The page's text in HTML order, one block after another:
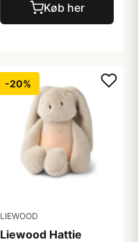
Køb her
-20%
LIEWOOD
Liewood Hattie